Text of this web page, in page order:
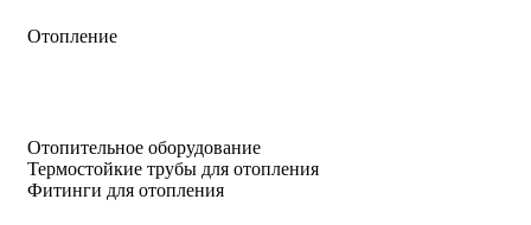
Отопление
Отопительное оборудование
Термостойкие трубы для отопления
Фитинги для отопления